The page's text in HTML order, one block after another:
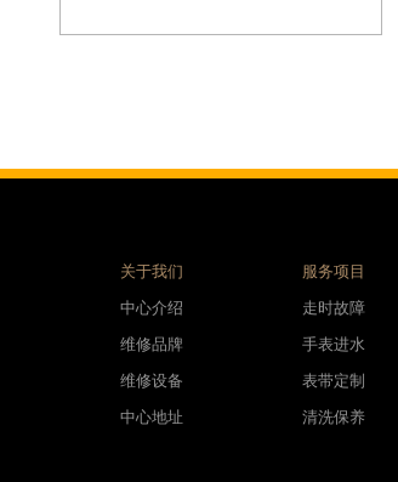
（需提前预约）
（需提前预约）
心（需提前预约）
腕表时光售后服务中心（需提前预约）
中心（需提前预约）
关于我们
中心介绍
维修品牌
维修设备
中心地址
服务项目
走时故障
手表进水
表带定制
清洗保养